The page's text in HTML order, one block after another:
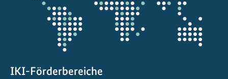
e
s
IKI-Förderbereiche